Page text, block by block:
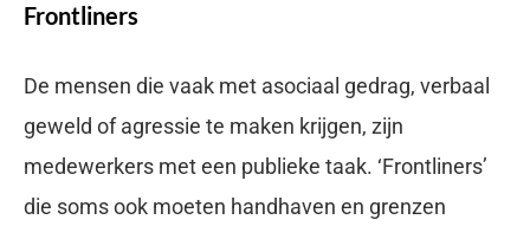
Frontliners
De mensen die vaak met asociaal gedrag, verbaal
geweld of agressie te maken krijgen, zijn
medewerkers met een publieke taak. ‘Frontliners’
die soms ook moeten handhaven en grenzen